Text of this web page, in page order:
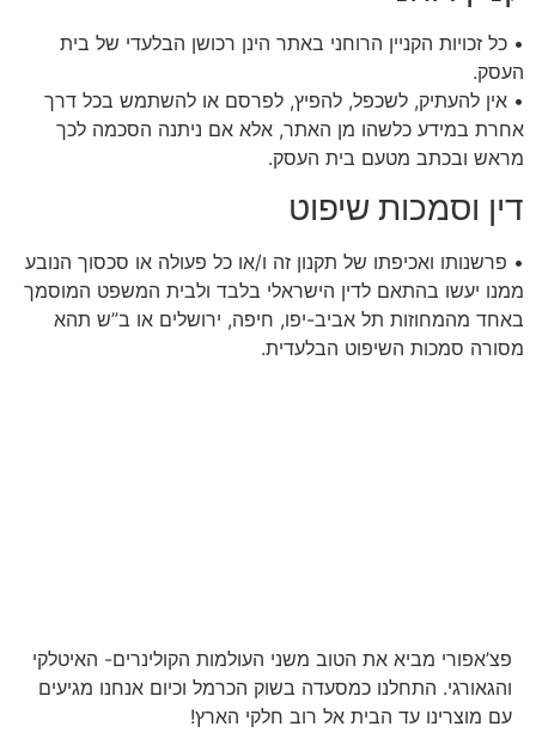
• כל זכויות הקניין הרוחני באתר הינן רכושן הבלעדי של בית
העסק.
• אין להעתיק, לשכפל, להפיץ, לפרסם או להשתמש בכל דרך
אחרת במידע כלשהו מן האתר, אלא אם ניתנה הסכמה לכך
מראש ובכתב מטעם בית העסק.
דין וסמכות שיפוט
• פרשנותו ואכיפתו של תקנון זה ו/או כל פעולה או סכסוך הנובע
ממנו יעשו בהתאם לדין הישראלי בלבד ולבית המשפט המוסמך
באחד מהמחוזות תל אביב-יפו, חיפה, ירושלים או ב”ש תהא
מסורה סמכות השיפוט הבלעדית.
פצ’אפורי מביא את הטוב משני העולמות הקולינרים- האיטלקי
והגאורגי. התחלנו כמסעדה בשוק הכרמל וכיום אנחנו מגיעים
עם מוצרינו עד הבית אל רוב חלקי הארץ!